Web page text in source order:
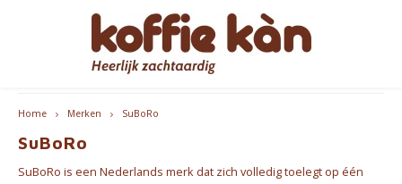
Hoofdmenu / koffie
Koffie - Bonen & Gemalen
Hoofdmenu / thee
Thee
Hoofdmenu / bekers
Take Away Bekers
Hoofdmenu / accessoires
Koffiezetapparaten
Hoofdmenu / cadeautips
Voor HAAR
Hoofdmenu
gratis levering vanaf 60€ - B/NL
Home Merken SuBoRo
SuBoRo
SuBoRo is een Nederlands merk dat zich volledig toelegt op één